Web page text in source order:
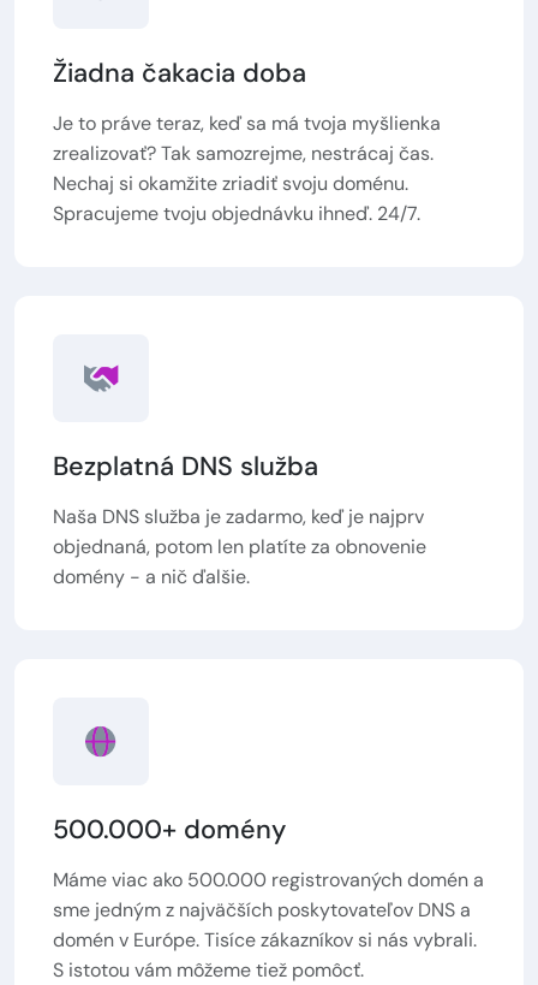
Žiadna čakacia doba
Je to práve teraz, keď sa má tvoja myšlienka
zrealizovať? Tak samozrejme, nestrácaj čas.
Nechaj si okamžite zriadiť svoju doménu.
Spracujeme tvoju objednávku ihneď. 24/7.
Bezplatná DNS služba
Naša DNS služba je zadarmo, keď je najprv
objednaná, potom len platíte za obnovenie
domény - a nič ďalšie.
500.000+ domény
Máme viac ako 500.000 registrovaných domén a
sme jedným z najväčších poskytovateľov DNS a
domén v Európe. Tisíce zákazníkov si nás vybrali.
S istotou vám môžeme tiež pomôcť.